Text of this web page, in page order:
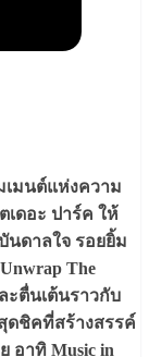
เมนต์แห่งความ
เดอะ ปาร์ค ให้
นดาลใจ รอยยิ้ม
The
ะตื่นเต้นราวกับ
ดชิคที่สร้างสรรค์
อาทิ Music in